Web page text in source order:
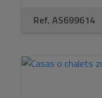
Ref. AS699614